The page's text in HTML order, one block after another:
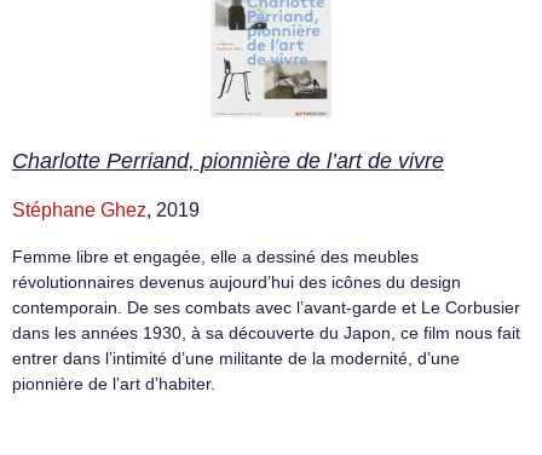
Charlotte Perriand, pionnière de l’art de vivre
Stéphane Ghez, 2019
Femme libre et engagée, elle a dessiné des meubles
révolutionnaires devenus aujourd’hui des icônes du design
contemporain. De ses combats avec l’avant-garde et Le Corbusier
dans les années 1930, à sa découverte du Japon, ce film nous fait
entrer dans l’intimité d’une militante de la modernité, d’une
pionnière de l’art d’habiter.